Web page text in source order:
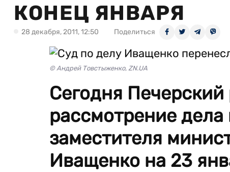
КОНЕЦ ЯНВАРЯ
28 декабря, 2011, 12:50 Поделиться
© Андрей Товстыженко, ZN.UA
Cегодня
рассмотрение
заместителя
Иващенко на 23